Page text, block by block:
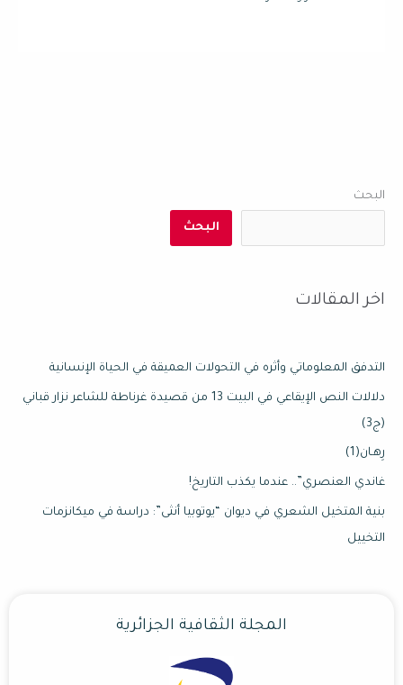
البحث
البحث
اخر المقالات
التدفق المعلوماتي وأثره في التحولات العميقة في الحياة الإنسانية
دلالات النص الإيقاعي في البيت 13 من قصيدة غرناطة للشاعر نزار قباني
(ج3)
رِهـان(1)
غاندي العنصري”.. عندما يكذب التاريخ!
بنية المتخيل الشعري في ديوان “يوتوبيا أنثى”: دراسة في ميكانزمات
التخييل
المجلة الثقافية الجزائرية